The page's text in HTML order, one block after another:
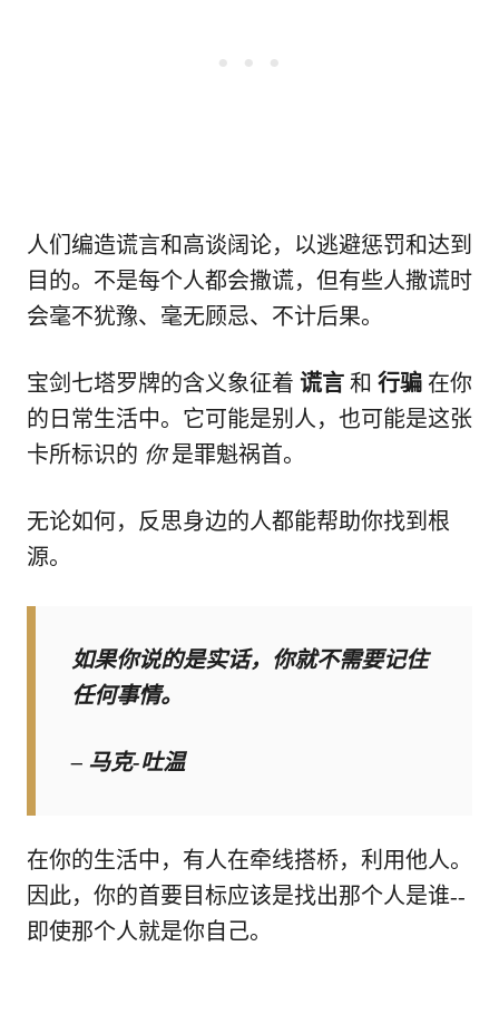
人们编造谎言和高谈阔论，以逃避惩罚和达到
目的。不是每个人都会撒谎，但有些人撒谎时
会毫不犹豫、毫无顾忌、不计后果。
宝剑七塔罗牌的含义象征着 谎言 和 行骗 在你
的日常生活中。它可能是别人，也可能是这张
卡所标识的 你是罪魁祸首。
无论如何，反思身边的人都能帮助你找到根
源。
如果你说的是实话，你就不需要记住
任何事情。
– 马克-吐温
在你的生活中，有人在牵线搭桥，利用他人。
因此，你的首要目标应该是找出那个人是谁--
即使那个人就是你自己。